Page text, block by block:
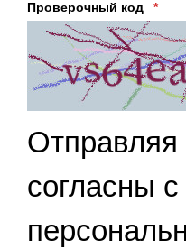
Проверочный код *
Отправляя
согласны